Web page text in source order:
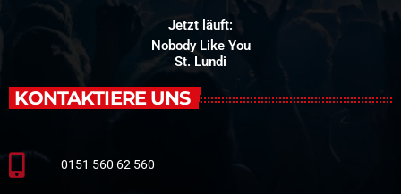
Jetzt läuft:
Nobody Like You
St. Lundi
KONTAKTIERE UNS
0151 560 62 560